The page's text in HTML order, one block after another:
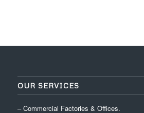
OUR SERVICES
– Commercial Factories & Offices.